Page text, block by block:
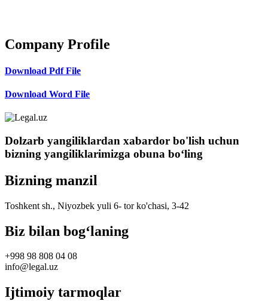
Company Profile
Download Pdf File
Download Word File
Dolzarb yangiliklardan xabardor bo'lish uchun
bizning yangiliklarimizga obuna boʻling
Bizning manzil
Toshkent sh., Niyozbek yuli 6- tor ko'chasi, 3-42
Biz bilan bog‘laning
+998 98 808 04 08
info@legal.uz
Ijtimoiy tarmoqlar